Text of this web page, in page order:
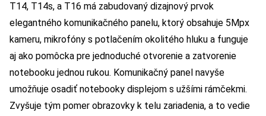
T14, T14s, a T16 má zabudovaný dizajnový prvok
elegantného komunikačného panelu, ktorý obsahuje 5Mpx
kameru, mikrofóny s potlačením okolitého hluku a funguje
aj ako pomôcka pre jednoduché otvorenie a zatvorenie
notebooku jednou rukou. Komunikačný panel navyše
umožňuje osadiť notebooky displejom s užšími rámčekmi.
Zvyšuje tým pomer obrazovky k telu zariadenia, a to vedie